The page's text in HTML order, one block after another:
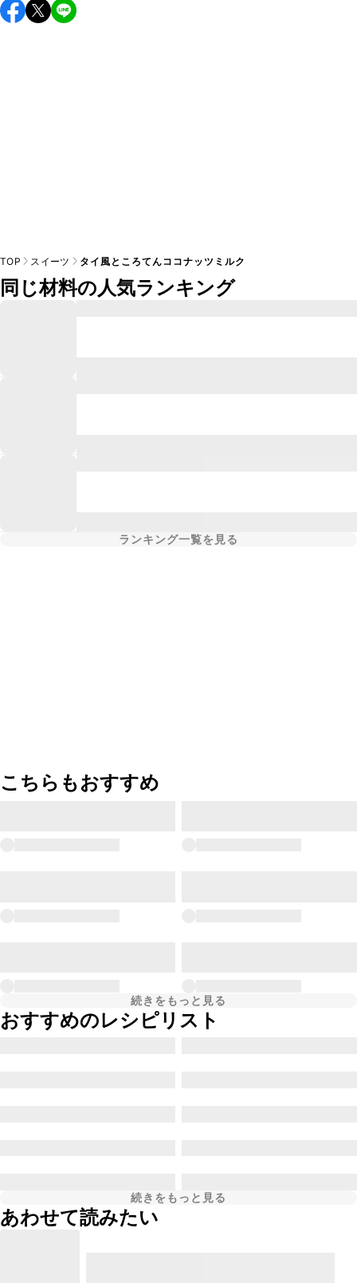
保存期間は冷蔵で当日中が目安です。なるべくお早めにお召
し上がりください。
TOP スイーツ タイ風ところてんココナッツミルク
同じ材料の人気ランキング
ランキング一覧を見る
こちらもおすすめ
続きをもっと見る
おすすめのレシピリスト
続きをもっと見る
あわせて読みたい